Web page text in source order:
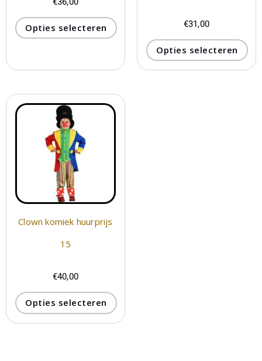
Opties selecteren €31,00
Opties selecteren
Clown komiek huurprijs
15
€40,00
Opties selecteren